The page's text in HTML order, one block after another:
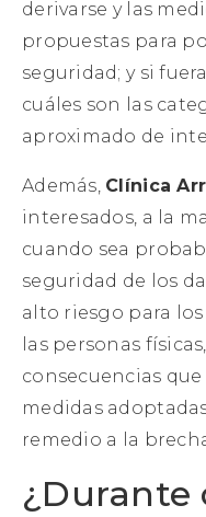
derivarse y las
propuestas para
seguridad; y si
cuáles son las
aproximado de
Además, Clínica
interesados, a la
cuando sea
seguridad de los
alto riesgo para
las personas
consecuencias
medidas
remedio a la
¿Durante